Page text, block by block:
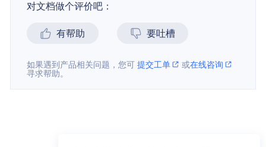
对文档做个评价吧：
有帮助 要吐槽
如果遇到产品相关问题，您可提交工单 或在线咨询
寻求帮助。